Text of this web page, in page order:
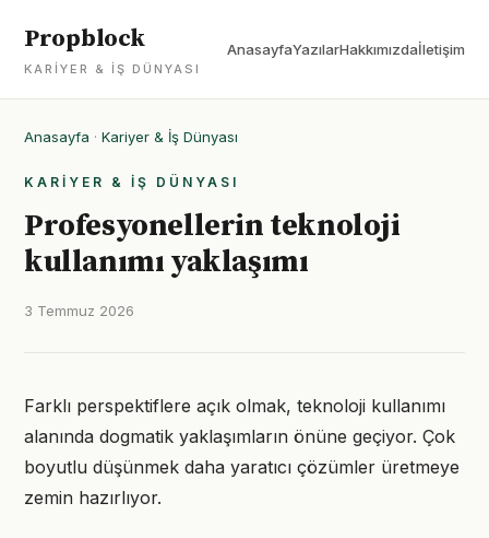
Propblock
KARIYER & İŞ DÜNYASI
AnasayfaYazılarHakkımızdaİletişim
Anasayfa · Kariyer & İş Dünyası
KARIYER & İŞ DÜNYASI
Profesyonellerin teknoloji
kullanımı yaklaşımı
3 Temmuz 2026
Farklı perspektiflere açık olmak, teknoloji kullanımı
alanında dogmatik yaklaşımların önüne geçiyor. Çok
boyutlu düşünmek daha yaratıcı çözümler üretmeye
zemin hazırlıyor.